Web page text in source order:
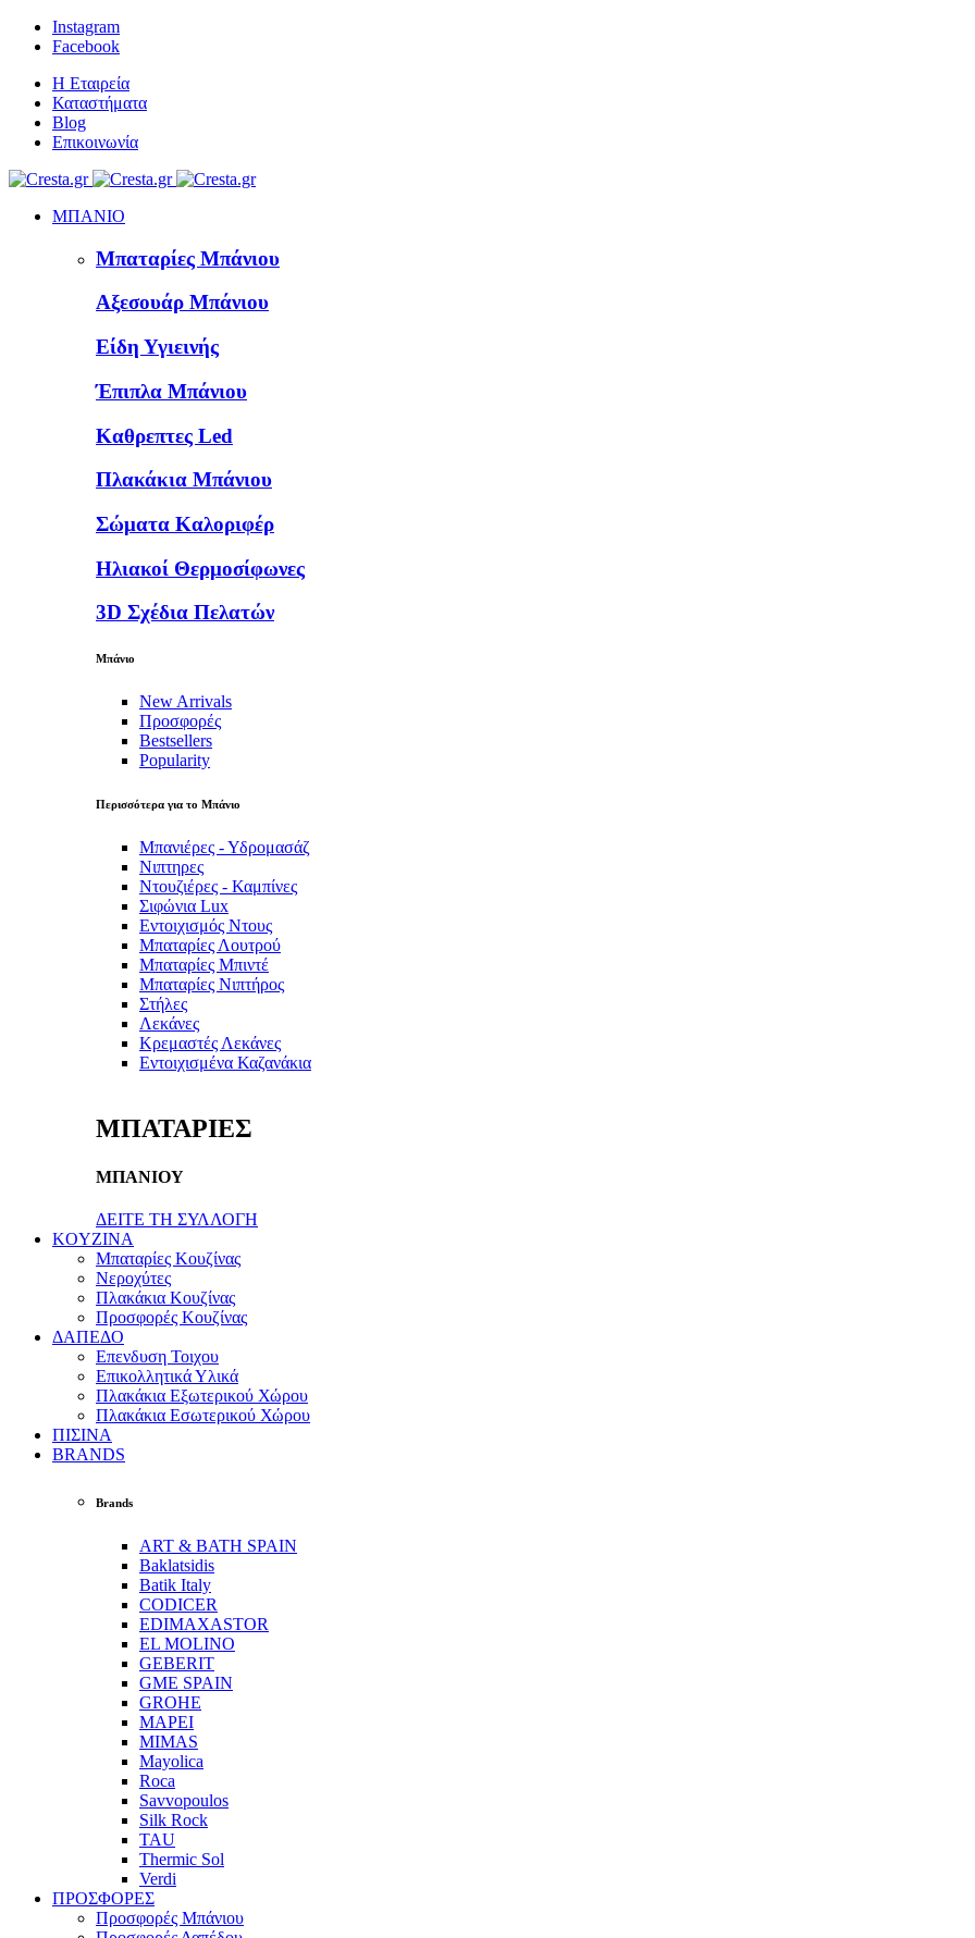
Instagram
Facebook
Η Εταιρεία
Καταστήματα
Blog
Επικοινωνία
ΜΠΑΝΙΟ
Μπαταρίες Μπάνιου
Αξεσουάρ Μπάνιου
Είδη Υγιεινής
Έπιπλα Μπάνιου
Καθρεπτες Led
Πλακάκια Μπάνιου
Σώματα Καλοριφέρ
Ηλιακοί Θερμοσίφωνες
3D Σχέδια Πελατών
Μπάνιο
New Arrivals
Προσφορές
Bestsellers
Popularity
Περισσότερα για το Μπάνιο
Μπανιέρες - Υδρομασάζ
Νιπτηρες
Ντουζιέρες - Καμπίνες
Σιφώνια Lux
Εντοιχισμός Ντους
Μπαταρίες Λουτρού
Μπαταρίες Μπιντέ
Μπαταρίες Νιπτήρος
Στήλες
Λεκάνες
Κρεμαστές Λεκάνες
Εντοιχισμένα Καζανάκια
ΜΠΑΤΑΡΙΕΣ
ΜΠΑΝΙΟΥ
ΔΕΙΤΕ ΤΗ ΣΥΛΛΟΓΗ
KOYZINA
Μπαταρίες Κουζίνας
Νεροχύτες
Πλακάκια Κουζίνας
Προσφορές Κουζίνας
ΔΑΠΕΔΟ
Επενδυση Τοιχου
Επικολλητικά Υλικά
Πλακάκια Εξωτερικού Χώρου
Πλακάκια Εσωτερικού Χώρου
ΠΙΣΙΝΑ
BRANDS
Brands
ART & BATH SPAIN
Baklatsidis
Batik Italy
CODICER
EDIMAXASTOR
EL MOLINO
GEBERIT
GME SPAIN
GROHE
MAPEI
MIMAS
Mayolica
Roca
Savvopoulos
Silk Rock
TAU
Thermic Sol
Verdi
ΠΡΟΣΦΟΡΕΣ
Προσφορές Μπάνιου